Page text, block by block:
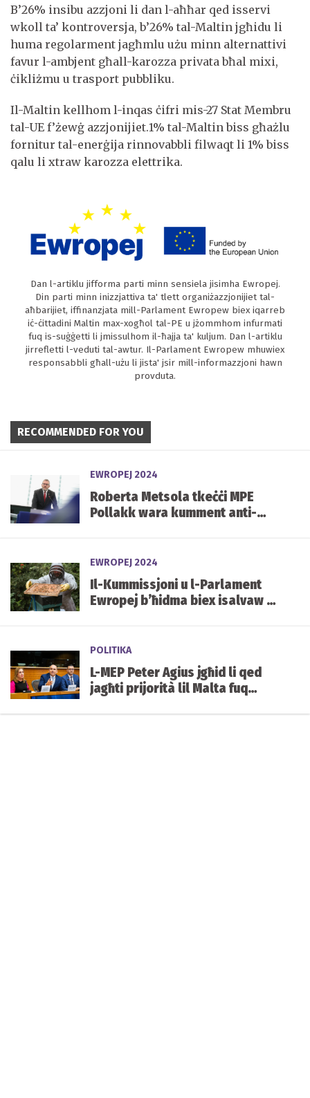
B’26% insibu azzjoni li dan l-aħħar qed isservi
wkoll ta’ kontroversja, b’26% tal-Maltin jgħidu li
huma regolarment jagħmlu użu minn alternattivi
favur l-ambjent għall-karozza privata bħal mixi,
ċikliżmu u trasport pubbliku.
Il-Maltin kellhom l-inqas ċifri mis-27 Stat Membru
tal-UE f’żewġ azzjonijiet.1% tal-Maltin biss għażlu
fornitur tal-enerġija rinnovabbli filwaqt li 1% biss
qalu li xtraw karozza elettrika.
Dan l-artiklu jifforma parti minn sensiela jisimha Ewropej.
Din parti minn inizzjattiva ta' tlett organiżazzjonijiet tal-
aħbarijiet, iffinanzjata mill-Parlament Ewropew biex iqarreb
iċ-ċittadini Maltin max-xogħol tal-PE u jżommhom infurmati
fuq is-suġġetti li jmissulhom il-ħajja ta' kuljum. Dan l-artiklu
jirrefletti l-veduti tal-awtur. Il-Parlament Ewropew mhuwiex
responsabbli għall-użu li jista' jsir mill-informazzjoni hawn
provduta.
RECOMMENDED FOR YOU
EWROPEJ 2024
Roberta Metsola tkeċċi MPE
Pollakk wara kumment anti-
Olokawst
EWROPEJ 2024
Il-Kummissjoni u l-Parlament
Ewropej b’ħidma biex isalvaw l-
POLITIKA
L-MEP Peter Agius jgħid li qed
jagħti prijorità lil Malta fuq